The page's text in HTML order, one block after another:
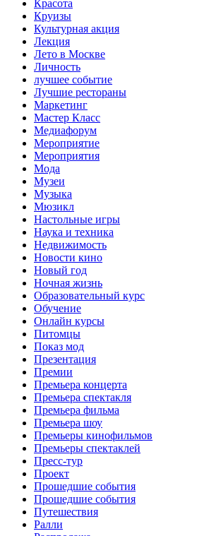
Красота
Круизы
Культурная акция
Лекция
Лето в Москве
Личность
лучшее событие
Лучшие рестораны
Маркетинг
Мастер Класс
Медиафорум
Мероприятие
Мероприятия
Мода
Музеи
Музыка
Мюзикл
Настольные игры
Наука и техника
Недвижимость
Новости кино
Новый год
Ночная жизнь
Образовательный курс
Обучение
Онлайн курсы
Питомцы
Показ мод
Презентация
Премии
Премьера концерта
Премьера спектакля
Премьера фильма
Премьера шоу
Премьеры кинофильмов
Премьеры спектаклей
Пресс-тур
Проект
Прошедшие события
Прошедшие события
Путешествия
Ралли